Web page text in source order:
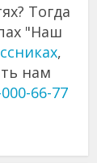
Тогда
"Наш
,
нам
66-77